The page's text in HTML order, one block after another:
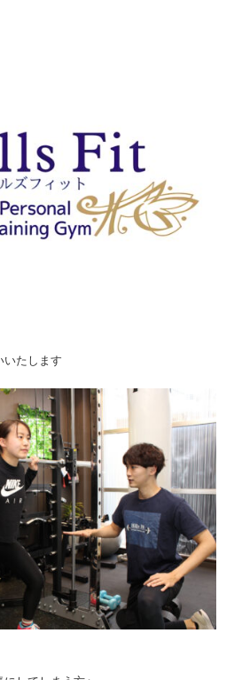
いたします